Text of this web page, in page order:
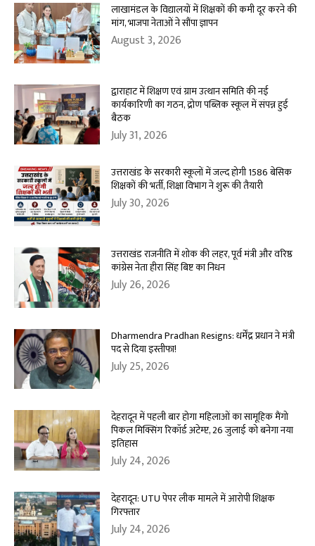
लाखामंडल के विद्यालयों में शिक्षकों की कमी दूर करने की
मांग, भाजपा नेताओं ने सौंपा ज्ञापन
August 3, 2026
द्वाराहाट में शिक्षण एवं ग्राम उत्थान समिति की नई
कार्यकारिणी का गठन, द्रोण पब्लिक स्कूल में संपन्न हुई
बैठक
July 31, 2026
उत्तराखंड के सरकारी स्कूलों में जल्द होगी 1586 बेसिक
शिक्षकों की भर्ती, शिक्षा विभाग ने शुरू की तैयारी
July 30, 2026
उत्तराखंड राजनीति में शोक की लहर, पूर्व मंत्री और वरिष्ठ
कांग्रेस नेता हीरा सिंह बिष्ट का निधन
July 26, 2026
Dharmendra Pradhan Resigns: धर्मेंद्र प्रधान ने मंत्री
पद से दिया इस्तीफा!
July 25, 2026
देहरादून में पहली बार होगा महिलाओं का सामूहिक मैंगो
पिकल मिक्सिंग रिकॉर्ड अटेम्प्ट, 26 जुलाई को बनेगा नया
इतिहास
July 24, 2026
देहरादून: UTU पेपर लीक मामले में आरोपी शिक्षक
गिरफ्तार
July 24, 2026